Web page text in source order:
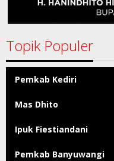
Topik Populer
Pemkab Kediri
Mas Dhito
Ipuk Fiestiandani
Pemkab Banyuwangi